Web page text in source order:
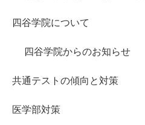
四谷学院について
四谷学院からのお知らせ
共通テストの傾向と対策
医学部対策